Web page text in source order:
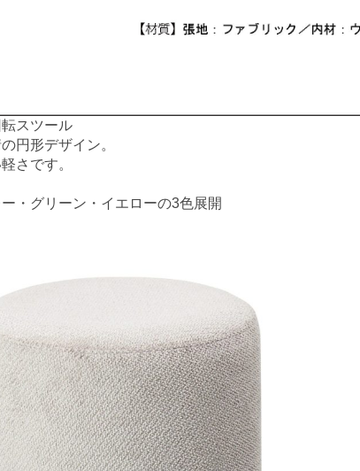
スツール
円形デザイン。
さです。
・グリーン・イエローの3色展開